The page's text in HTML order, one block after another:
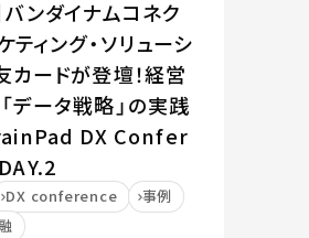
バンダイナムコネク
ティング・ソリューシ
カードが登壇！経営
データ戦略」の実践
DX Confer
DX conference
事例